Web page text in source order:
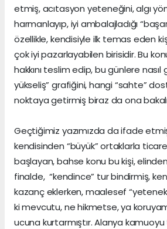
etmiş, acıtasyon yeteneğini, algı
harmanlayıp, iyi ambalajladığı
özellikle, kendisiyle ilk temas eden
çok iyi pazarlayabilen birisidir. Bu
hakkını teslim edip, bu günlere nasıl
yükseliş” grafiğini, hangi “sahte”
noktaya getirmiş biraz da ona
Geçtiğimiz yazımızda da ifade
kendisinden “büyük” ortaklarla
başlayan, bahse konu bu kişi,
finalde, “kendince” tur bindirmiş,
kazanç eklerken, maalesef
ki mevcutu, ne hikmetse, ya
ucuna kurtarmıştır. Alanya